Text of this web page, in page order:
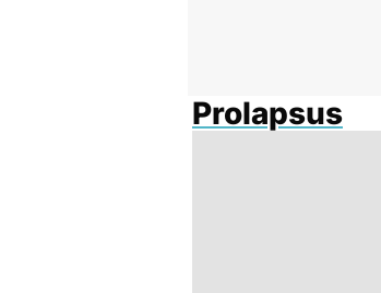
Prolapsus